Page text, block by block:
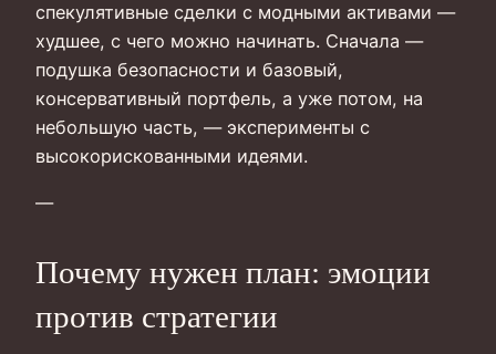
спекулятивные сделки с модными активами —
худшее, с чего можно начинать. Сначала —
подушка безопасности и базовый,
консервативный портфель, а уже потом, на
небольшую часть, — эксперименты с
высокорискованными идеями.
—
Почему нужен план: эмоции
против стратегии